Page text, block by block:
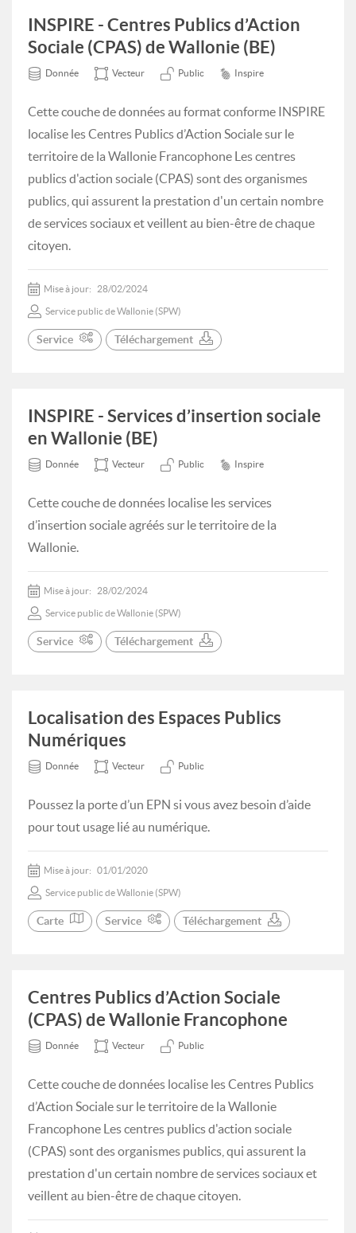
INSPIRE - Centres Publics d’Action
Sociale (CPAS) de Wallonie (BE)
Donnée Vecteur Public Inspire
Cette couche de données au format conforme INSPIRE
localise les Centres Publics d’Action Sociale sur le
territoire de la Wallonie Francophone Les centres
publics d'action sociale (CPAS) sont des organismes
publics, qui assurent la prestation d'un certain nombre
de services sociaux et veillent au bien-être de chaque
citoyen.
Mise à jour: 28/02/2024
Service public de Wallonie (SPW)
Service Téléchargement
INSPIRE - Services d’insertion sociale
en Wallonie (BE)
Donnée Vecteur Public Inspire
Cette couche de données localise les services
d’insertion sociale agréés sur le territoire de la
Wallonie.
Mise à jour: 28/02/2024
Service public de Wallonie (SPW)
Service Téléchargement
Localisation des Espaces Publics
Numériques
Donnée Vecteur Public
Poussez la porte d’un EPN si vous avez besoin d’aide
pour tout usage lié au numérique.
Mise à jour: 01/01/2020
Service public de Wallonie (SPW)
Carte Service Téléchargement
Centres Publics d’Action Sociale
(CPAS) de Wallonie Francophone
Donnée Vecteur Public
Cette couche de données localise les Centres Publics
d’Action Sociale sur le territoire de la Wallonie
Francophone Les centres publics d'action sociale
(CPAS) sont des organismes publics, qui assurent la
prestation d'un certain nombre de services sociaux et
veillent au bien-être de chaque citoyen.